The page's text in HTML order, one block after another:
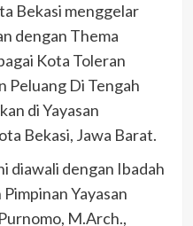
Bekasi menggelar
dengan Thema
Kota Toleran
Peluang Di Tengah
di Yayasan
Bekasi, Jawa Barat.
diawali dengan Ibadah
Yayasan
M.Arch.,